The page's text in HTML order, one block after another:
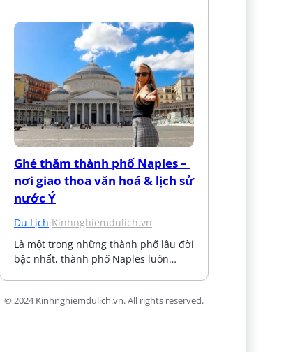
Ghé thăm thành phố Naples –
nơi giao thoa văn hoá & lịch sử
nước Ý
Du Lịch·Kinhnghiemdulich.vn
Là một trong những thành phố lâu đời
bậc nhất, thành phố Naples luôn…
© 2024 Kinhnghiemdulich.vn. All rights reserved.